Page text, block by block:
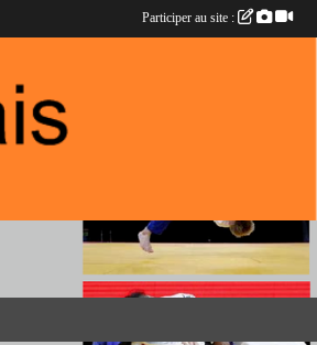
Participer au site :